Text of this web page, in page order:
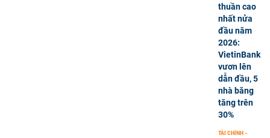
thuần cao
nhất nửa
đầu năm
2026:
VietinBank
vươn lên
dẫn đầu, 5
nhà băng
tăng trên
30%
TÀI CHÍNH -